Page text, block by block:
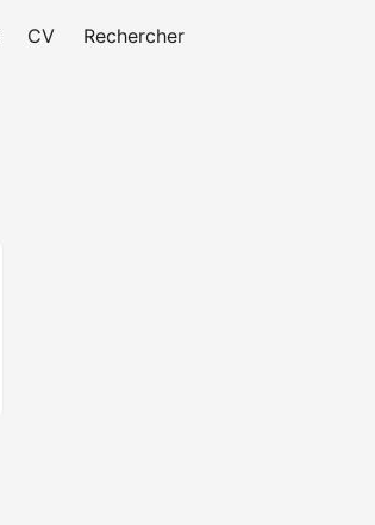
CV Rechercher